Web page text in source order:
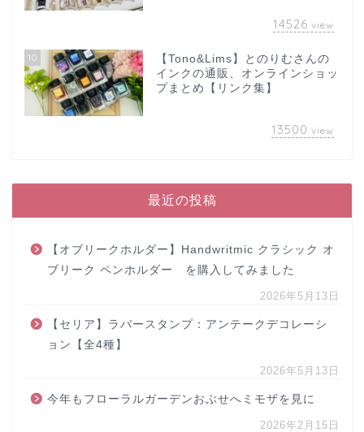
14526 view
10
【Tono&Lims】とのりむさんの
インクの通販、オンラインショッ
プまとめ【リンク集】
13500 view
最近の投稿
【オブリークホルダー】Handwritmic クラシック オ
ブリーク ペンホルダー を購入してみました
2026年5月13日
【セリア】ラバースタンプ：アンテークデコレーシ
ョン【全4種】
2026年5月13日
今年もフローラルガーデンおぶせへミモザを見に
2026年2月15日